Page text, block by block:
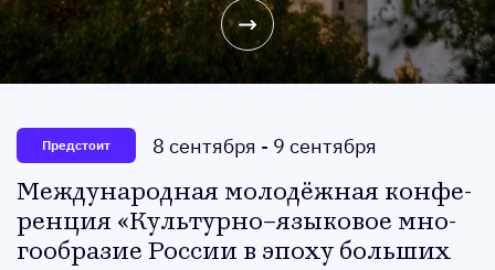
Предстоит 8 сентября - 9 сентября
Меж­ду­народ­ная мо­лодёж­ная кон­фе­
рен­ция «Куль­тур­но–язы­ковое мно­
го­об­ра­зие Рос­сии в эпо­ху боль­ших